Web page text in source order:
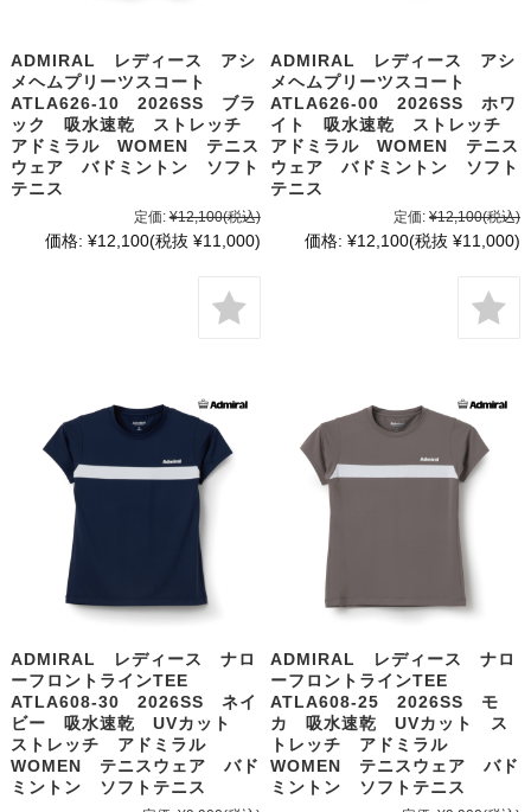
ADMIRAL レディース アシ
メヘムプリーツスコート
ATLA626-10 2026SS ブラ
ック 吸水速乾 ストレッチ
アドミラル WOMEN テニス
ウェア バドミントン ソフト
テニス
定価: ¥12,100(税込)
価格: ¥12,100(税抜 ¥11,000)
ADMIRAL レディース アシ
メヘムプリーツスコート
ATLA626-00 2026SS ホワ
イト 吸水速乾 ストレッチ
アドミラル WOMEN テニス
ウェア バドミントン ソフト
テニス
定価: ¥12,100(税込)
価格: ¥12,100(税抜 ¥11,000)
ADMIRAL レディース ナロ
ーフロントラインTEE
ATLA608-30 2026SS ネイ
ビー 吸水速乾 UVカット
ストレッチ アドミラル
WOMEN テニスウェア バド
ミントン ソフトテニス
ADMIRAL レディース ナロ
ーフロントラインTEE
ATLA608-25 2026SS モ
カ 吸水速乾 UVカット ス
トレッチ アドミラル
WOMEN テニスウェア バド
ミントン ソフトテニス